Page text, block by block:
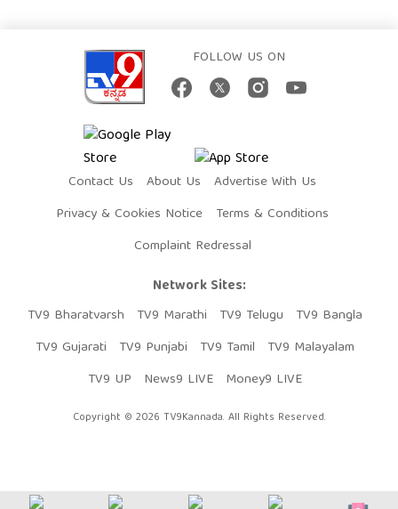
FOLLOW US ON
Contact Us About Us
Advertise With Us
Privacy & Cookies Notice
Terms & Conditions
Complaint Redressal
Network Sites:
TV9 Bharatvarsh
TV9 Marathi TV9 Telugu
TV9 Bangla
TV9 Gujarati
TV9 Punjabi TV9 Tamil
TV9 Malayalam
TV9 UP
News9 LIVE Money9 LIVE
Copyright © 2026 TV9Kannada. All Rights Reserved.